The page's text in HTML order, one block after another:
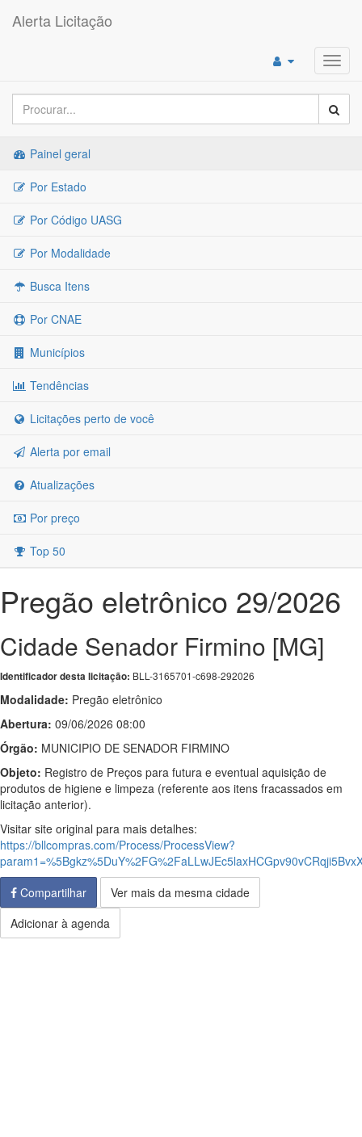
Alerta Licitação
Painel geral
Por Estado
Por Código UASG
Por Modalidade
Busca Itens
Por CNAE
Municípios
Tendências
Licitações perto de você
Alerta por email
Atualizações
Por preço
Top 50
Pregão eletrônico 29/2026
Cidade Senador Firmino [MG]
Identificador desta licitação: BLL-3165701-c698-292026
Modalidade: Pregão eletrônico
Abertura: 09/06/2026 08:00
Órgão: MUNICIPIO DE SENADOR FIRMINO
Objeto: Registro de Preços para futura e eventual aquisição de
produtos de higiene e limpeza (referente aos itens fracassados em
licitação anterior).
Visitar site original para mais detalhes:
https://bllcompras.com/Process/ProcessView?
Compartilhar
Ver mais da mesma cidade
Adicionar à agenda